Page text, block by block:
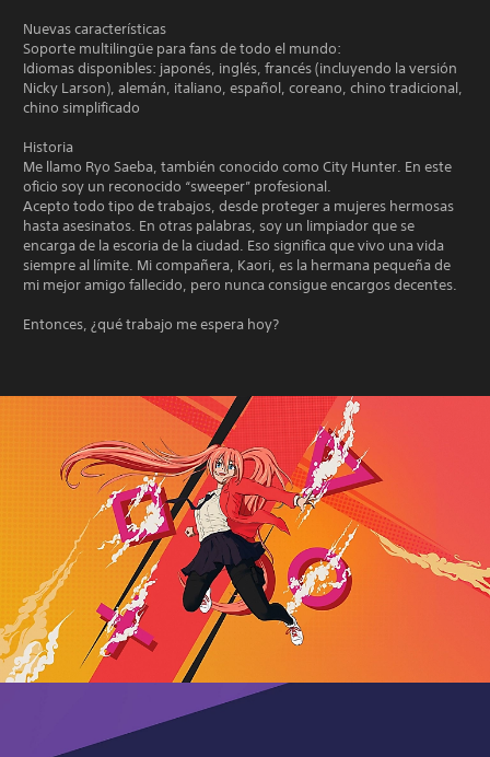
Nuevas características
Soporte multilingüe para fans de todo el mundo:
Idiomas disponibles: japonés, inglés, francés (incluyendo la versión
Nicky Larson), alemán, italiano, español, coreano, chino tradicional,
chino simplificado
Historia
Me llamo Ryo Saeba, también conocido como City Hunter. En este
oficio soy un reconocido “sweeper” profesional.
Acepto todo tipo de trabajos, desde proteger a mujeres hermosas
hasta asesinatos. En otras palabras, soy un limpiador que se
encarga de la escoria de la ciudad. Eso significa que vivo una vida
siempre al límite. Mi compañera, Kaori, es la hermana pequeña de
mi mejor amigo fallecido, pero nunca consigue encargos decentes.
Entonces, ¿qué trabajo me espera hoy?